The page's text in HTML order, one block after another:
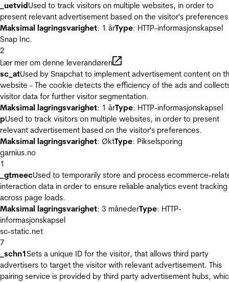
_uetvidUsed to track visitors on multiple websites, in order to
present relevant advertisement based on the visitor's
Maksimal lagringsvarighet: 1 årType: HTTP-informasjonskapsel
Snap Inc.
2
Lær mer om denne leverandøren
sc_atUsed by Snapchat to implement advertisement content on
website - The cookie detects the efficiency of the ads and
visitor data for further visitor segmentation.
Maksimal lagringsvarighet: 1 årType: HTTP-informasjonskapsel
pUsed to track visitors on multiple websites, in order to present
relevant advertisement based on the visitor's preferences.
Maksimal lagringsvarighet: ØktType: Pikselsporing
garnius.no
1
_gtmeecUsed to temporarily store and process ecommerce-
interaction data in order to ensure reliable analytics event tracking
across page loads.
Maksimal lagringsvarighet: 3 månederType: HTTP-
informasjonskapsel
sc-static.net
7
_schn1Sets a unique ID for the visitor, that allows third party
advertisers to target the visitor with relevant advertisement. This
pairing service is provided by third party advertisement hubs,